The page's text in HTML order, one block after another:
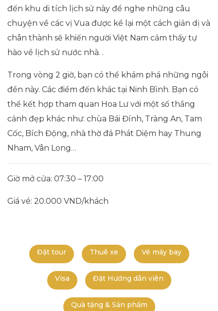
đến khu di tích lịch sử này để nghe những câu
chuyện về các vị Vua được kể lại một cách giản dị và
chân thành sẽ khiến người Việt Nam cảm thấy tự
hào về lịch sử nước nhà. .
Trong vòng 2 giờ, bạn có thể khám phá những ngôi
đền này. Các điểm đến khác tại Ninh Bình. Bạn có
thể kết hợp tham quan Hoa Lư với một số thắng
cảnh đẹp khác như: chùa Bái Đính, Tràng An, Tam
Cốc, Bích Động, nhà thờ đá Phát Diệm hay Thung
Nham, Vân Long…
Giờ mở cửa: 07:30 – 17:00
Giá vé: 20.000 VND/khách
Đặt tour Thuê xe Vé máy bay
Visa Đặt Hướng dẫn viên
Quà tặng & Sản phẩm